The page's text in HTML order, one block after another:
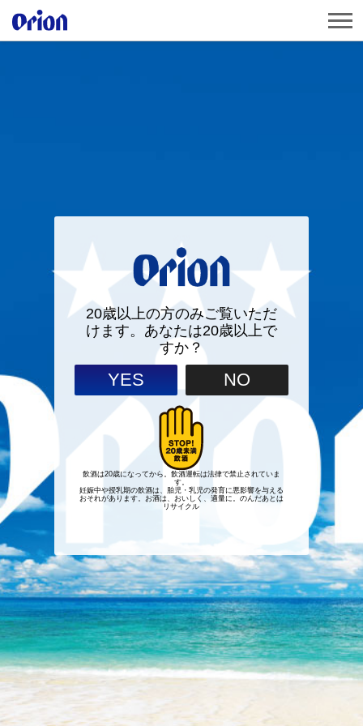
20歳以上の方のみご覧いただ
けます。あなたは20歳以上で
すか？
YES NO
飲酒は20歳になってから。飲酒運転は法律で禁止されていま
す。
妊娠中や授乳期の飲酒は、胎児・乳児の発育に悪影響を与える
おそれがあります。お酒は、おいしく、適量に。のんだあとは
リサイクル